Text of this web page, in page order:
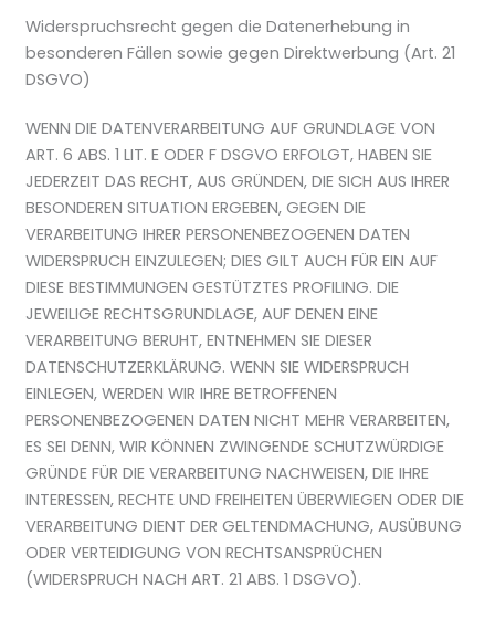
Widerspruchsrecht gegen die Datenerhebung in
besonderen Fällen sowie gegen Direktwerbung (Art. 21
DSGVO)
WENN DIE DATENVERARBEITUNG AUF GRUNDLAGE VON
ART. 6 ABS. 1 LIT. E ODER F DSGVO ERFOLGT, HABEN SIE
JEDERZEIT DAS RECHT, AUS GRÜNDEN, DIE SICH AUS IHRER
BESONDEREN SITUATION ERGEBEN, GEGEN DIE
VERARBEITUNG IHRER PERSONENBEZOGENEN DATEN
WIDERSPRUCH EINZULEGEN; DIES GILT AUCH FÜR EIN AUF
DIESE BESTIMMUNGEN GESTÜTZTES PROFILING. DIE
JEWEILIGE RECHTSGRUNDLAGE, AUF DENEN EINE
VERARBEITUNG BERUHT, ENTNEHMEN SIE DIESER
DATENSCHUTZERKLÄRUNG. WENN SIE WIDERSPRUCH
EINLEGEN, WERDEN WIR IHRE BETROFFENEN
PERSONENBEZOGENEN DATEN NICHT MEHR VERARBEITEN,
ES SEI DENN, WIR KÖNNEN ZWINGENDE SCHUTZWÜRDIGE
GRÜNDE FÜR DIE VERARBEITUNG NACHWEISEN, DIE IHRE
INTERESSEN, RECHTE UND FREIHEITEN ÜBERWIEGEN ODER DIE
VERARBEITUNG DIENT DER GELTENDMACHUNG, AUSÜBUNG
ODER VERTEIDIGUNG VON RECHTSANSPRÜCHEN
(WIDERSPRUCH NACH ART. 21 ABS. 1 DSGVO).